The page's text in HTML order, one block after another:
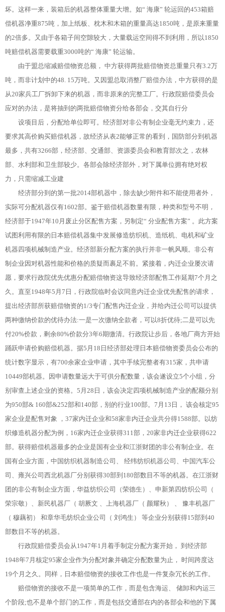
坏。这样一来，装箱后的机器整体重量大增。如“ 海康” 轮运回的453箱赔
偿机器净重875吨，加上纸板、枕木和木箱的重量高达1850吨，是原来重量
的2倍多。又由于各箱子间空隙较大，大量载运空间得不到利用，所以1850
吨赔偿机器需要载重3000吨的“ 海康” 轮运输。
由于盟总缩减赔偿物资总额， 中方获得两批赔偿物资总重量只有3.2万
吨，而非计划中的48. 15万吨。又因盟总取消整厂赔偿办法，中方获得的是
从20家兵工厂拆卸下来的机器，而非原来的完整工厂。行政院赔偿委员会
应对的办法，是将抽到的两批赔偿物资分给各部会，交其自行分
设项目后，分配给单位即可。经济部对非公有制企业毫无约束力，还
要求其高价购买赔偿机器，故经济从表2能够正常的看到，国防部分到机器
最多，共有3266部，经济部、交通部、资源委员会和教育部次之，农林
部、水利部和卫生部较少。各部会除经济部外，对下属单位拥有绝对权
力，只需缩减工业建
经济部分到的第一批2014部机器中，除去缺少附件和不能使用者外，
实际可分配机器仅有1602部。鉴于赔偿机器数量有限，种类和型号不明，
经济部于1947年10月废止分区配售方案，另制定“ 分业配售方案” 。此方案
试图利用有限的日本赔偿机器集中发展修造纺织机、造纸机、电机和矿业
机器四项机械制造产业。经济部新分配方案的执行并非一帆风顺。非公有
制企业因对机器性能和价格的质疑而裹足不前。紧接着，内迁企业屡次请
愿，要求行政院优先优惠分配赔偿物资这导致经济部配售工作延期7个月之
久。直至1948年5月7日，行政院临时会议同意内迁企业优先配售的请求，
提出经济部所获赔偿物资的1/3专门配售内迁企业，并给内迁公司可以提供
两种缴纳价款的优待办法:一是一次缴纳全款者，可以8折优待;二是可以先
付20%价款，剩余80%价款分3年6期缴清。行政院让步后，各地厂商方开始
踊跃申请价购赔偿机器。据5月18日经济部处理日本赔偿物资委员会公布的
统计数字显示，有700余家企业申请，其中手续完整者有315家，共申请
10449部机器。因申请数量远大于可供分配数量，该会遂设立5个小组，分
别审查上述企业的资格。5月28日，该会决定四项机械制造产业的配额分别
为950部& 160部&252部和140部，别的行业100部。7月13日， 该会核定95
家企业是配售对象 ，37家内迁企业和58家非内迁企业共分得1588部。以纺
织修造机器分配为例，16家内迁企业获得311部，20家非内迁企业获得622
部。获得赔偿机器最多的企业是国有企业和江浙财团的非公有制企业。在
国有企业方面，中国纺织机器制造公司、 经纬纺织机器公司、中国汽车公
司、雍兴公司西北机器厂分别获得30部到180部数目不等的机器。在江浙财
团的非公有制企业方面，华益纺织公司（荣德生）、申新第四纺织公司（
荣宗敬）、新民机器厂（ 胡厥文 、上海机器厂（ 颜耀秋） 、 豫丰机器厂
（ 穆藕初） 和章华毛纺织企业公司（ 刘鸿生） 等企业分别获得15部到40
部数目不等的机器。
行政院赔偿委员会从1947年1月着手制定分配方案开始， 到经济部
1948年7月核定95家企业作为分配对象并确定分配数量为止， 时间跨度达
19个月之久。同样，日本赔偿物资的接收工作也是一件复杂冗长的工作。
赔偿物资的接收不是一项简单的工作，而是包含海运、 储卸和内运三
个阶段;也不是单个部门的工作，而是包括交通部在内的各部会和他的下属